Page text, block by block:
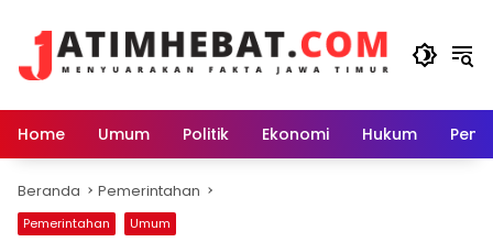
Home Umum Politik Ekonomi Hukum
Beranda Pemerintahan
Pemerintahan Umum